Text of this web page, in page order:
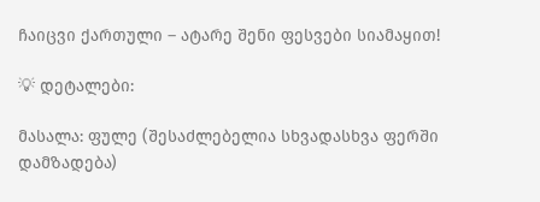
ჩაიცვი ქართული – ატარე შენი ფესვები სიამაყით!
💡 დეტალები:
მასალა: ფულე (შესაძლებელია სხვადასხვა ფერში
დამზადება)